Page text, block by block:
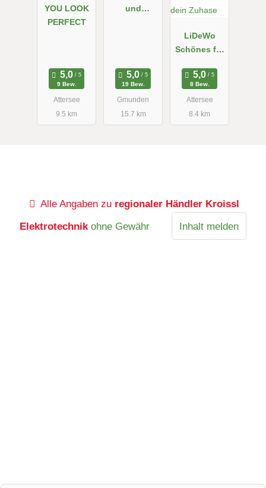
YOU LOOK
PERFECT
9 Bew.
Attersee
9.5 km
und
19 Bew.
Gmunden
15.7 km
LiDeWo
Schönes für
8 Bew.
Attersee
8.4 km
Alle Angaben zu regionaler Händler Kroissl
Elektrotechnik ohne Gewähr Inhalt melden